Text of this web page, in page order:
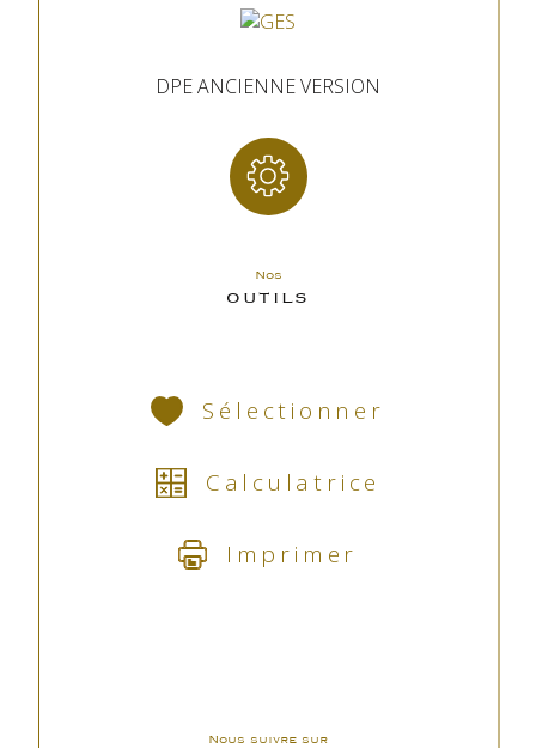
DPE ANCIENNE VERSION
Nos
OUTILS
Sélectionner
Calculatrice
Imprimer
Nous suivre sur